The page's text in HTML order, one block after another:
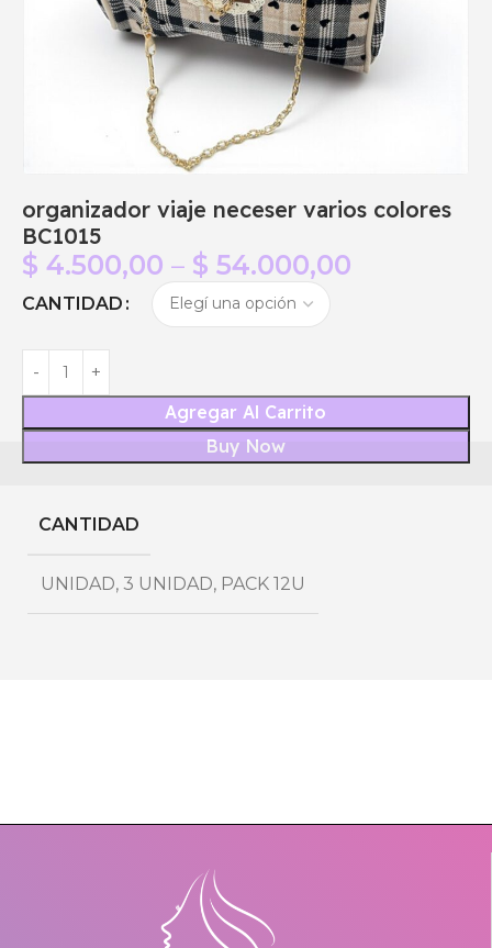
organizador viaje neceser varios colores
BC1015
$ 4.500,00 – $ 54.000,00
CANTIDAD
Agregar Al Carrito
Buy Now
CANTIDAD
UNIDAD, 3 UNIDAD, PACK 12U